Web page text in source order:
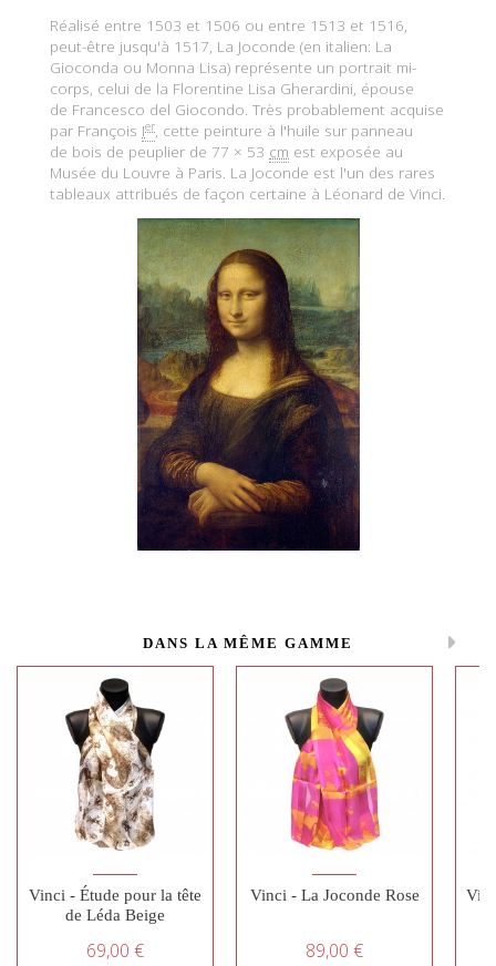
Réalisé entre 1503 et 1506 ou entre 1513 et 1516,
peut-être jusqu'à 1517, La Joconde (en italien: La
Gioconda ou Monna Lisa) représente un portrait mi-
corps, celui de la Florentine Lisa Gherardini, épouse
de Francesco del Giocondo. Très probablement acquise
par François Ier , cette peinture à l'huile sur panneau
de bois de peuplier de 77 × 53 cm est exposée au
Musée du Louvre à Paris. La Joconde est l'un des rares
tableaux attribués de façon certaine à Léonard de Vinci.
DANS LA MÊME GAMME
Vinci - Étude pour la tête
de Léda Beige
69,00 €
Vinci - La Joconde Rose
89,00 €